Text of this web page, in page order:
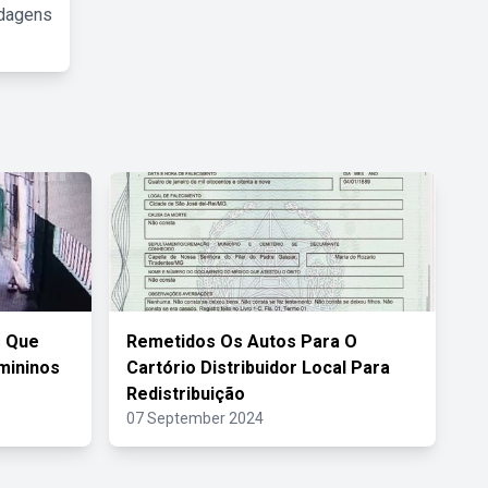
Que
Remetidos Os Autos Para O
Cartório Distribuidor Local Para
Redistribuição
07 September 2024